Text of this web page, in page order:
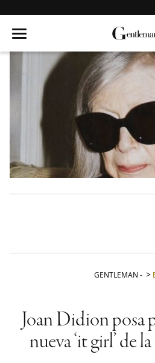
GENTLEMAN -
Joan Didion posa
nueva ‘it girl’ de